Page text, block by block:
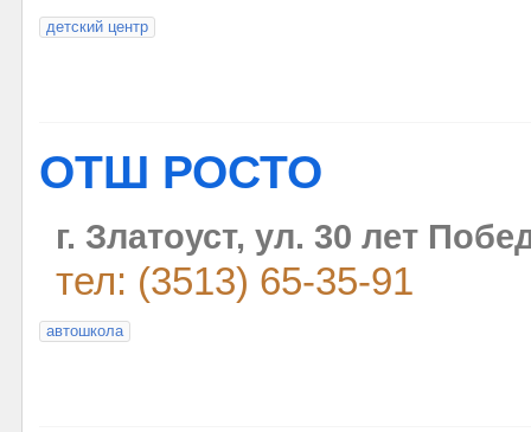
детский центр
ОТШ РОСТО
г. Златоуст, ул. 30 лет
тел: (3513) 65-35-91
автошкола